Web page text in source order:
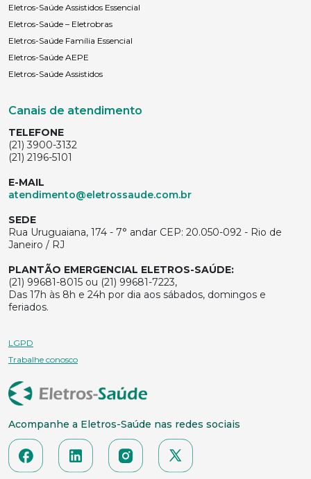
Eletros-Saúde Assistidos Essencial
Eletros-Saúde – Eletrobras
Eletros-Saúde Família Essencial
Eletros-Saúde AEPE
Eletros-Saúde Assistidos
Canais de atendimento
TELEFONE
(21) 3900-3132
(21) 2196-5101
E-MAIL
atendimento@eletrossaude.com.br
SEDE
Rua Uruguaiana, 174 - 7° andar CEP: 20.050-092 - Rio de
Janeiro / RJ
PLANTÃO EMERGENCIAL ELETROS-SAÚDE:
(21) 99681-8015 ou (21) 99681-7223,
Das 17h às 8h e 24h por dia aos sábados, domingos e
feriados.
LGPD
Trabalhe conosco
Acompanhe a Eletros-Saúde nas redes sociais